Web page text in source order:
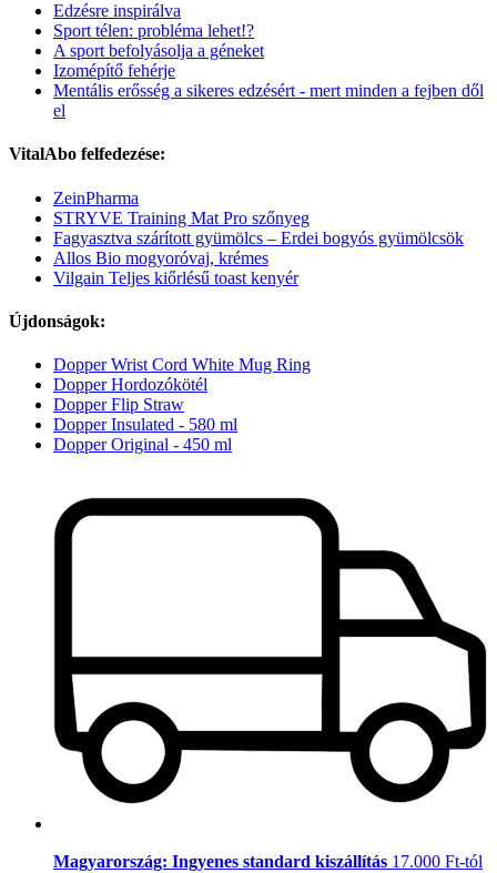
Edzésre inspirálva
Sport télen: probléma lehet!?
A sport befolyásolja a géneket
Izomépítő fehérje
Mentális erősség a sikeres edzésért - mert minden a fejben dől
el
VitalAbo felfedezése:
ZeinPharma
STRYVE Training Mat Pro szőnyeg
Fagyasztva szárított gyümölcs – Erdei bogyós gyümölcsök
Allos Bio mogyoróvaj, krémes
Vilgain Teljes kiőrlésű toast kenyér
Újdonságok:
Dopper Wrist Cord White Mug Ring
Dopper Hordozókötél
Dopper Flip Straw
Dopper Insulated - 580 ml
Dopper Original - 450 ml
Magyarország: Ingyenes standard kiszállítás 17.000 Ft-tól